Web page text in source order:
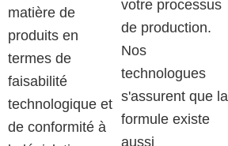
matière de
produits en
termes de
faisabilité
technologique et
de conformité à
votre processus
de production.
Nos
technologues
s'assurent que la
formule existe
aussi